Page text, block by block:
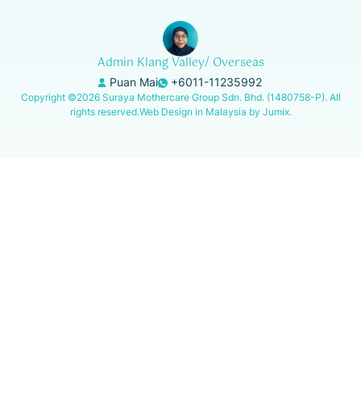
Admin Klang Valley/ Overseas
Puan Mai +6011-11235992
Copyright ©2026 Suraya Mothercare Group Sdn. Bhd. (1480758-P). All
rights reserved.Web Design in Malaysia by Jumix.